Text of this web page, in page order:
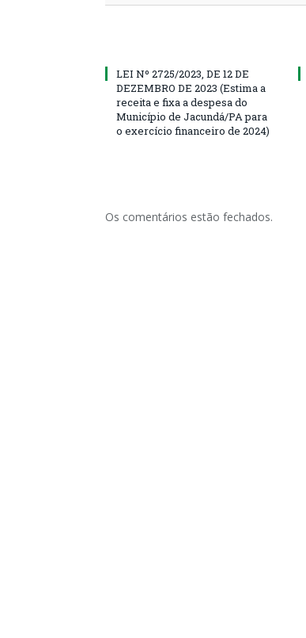
LEI Nº 2725/2023, DE 12 DE
DEZEMBRO DE 2023 (Estima a
receita e fixa a despesa do
Município de Jacundá/PA para
o exercício financeiro de 2024)
Os comentários estão fechados.